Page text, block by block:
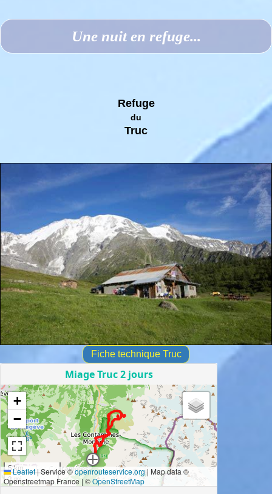
Une nuit en refuge...
Refuge
du
Truc
Fiche technique Truc